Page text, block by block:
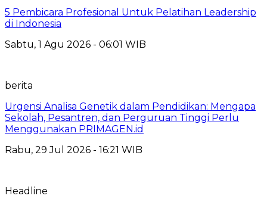
5 Pembicara Profesional Untuk Pelatihan Leadership
di Indonesia
Sabtu, 1 Agu 2026 - 06:01 WIB
berita
Urgensi Analisa Genetik dalam Pendidikan: Mengapa
Sekolah, Pesantren, dan Perguruan Tinggi Perlu
Menggunakan PRIMAGEN.id
Rabu, 29 Jul 2026 - 16:21 WIB
Headline